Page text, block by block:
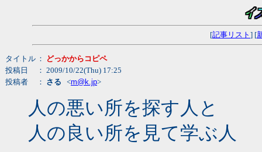
[記事リスト ] [
タイトル ：
どっかからコピペ
投稿日
： 2009/10/22(Thu) 17:25
投稿者
： さる <m@k.jp>
人の悪い所を探す人と
人の良い所を見て学ぶ人